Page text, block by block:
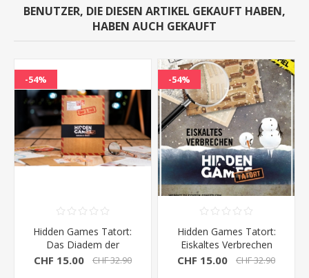
BENUTZER, DIE DIESEN ARTIKEL GEKAUFT HABEN,
HABEN AUCH GEKAUFT
-54%
Hidden Games Tatort:
Das Diadem der
Madonna 2.Fall
CHF 15.00 CHF 32.90
-54%
Hidden Games Tatort:
Eiskaltes Verbrechen
6.Fall
CHF 15.00 CHF 32.90